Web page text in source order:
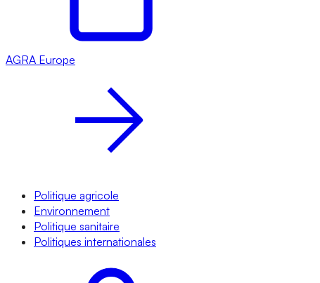
AGRA Europe
Politique agricole
Environnement
Politique sanitaire
Politiques internationales